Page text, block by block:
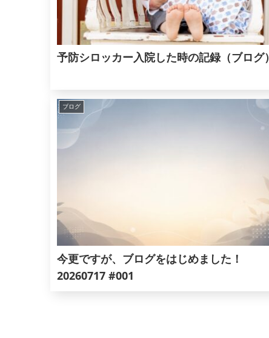
予防シロッカー入院した時の記録（ブログ）
ブログ
今更ですが、ブログをはじめました！
20260717 #001